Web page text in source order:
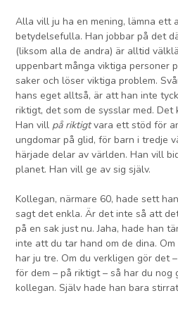
Alla vill ju ha en mening, lämna ett
betydelsefulla. Han jobbar på det
(liksom alla de andra) är alltid
uppenbart många viktiga personer
saker och löser viktiga problem.
hans eget alltså, är att han inte
riktigt, det som de sysslar med.
Han vill på riktigtvara ett stöd för
ungdomar på glid, för barn i tredje
härjade delar av världen. Han vill
planet. Han vill ge av sig själv.
Kollegan, närmare 60, hade sett
sagt det enkla. Är det inte så att
på en sak just nu. Jaha, hade han
inte att du tar hand om de dina.
har ju tre. Om du verkligen gör det
för dem – på riktigt – så har du nog
kollegan. Själv hade han bara